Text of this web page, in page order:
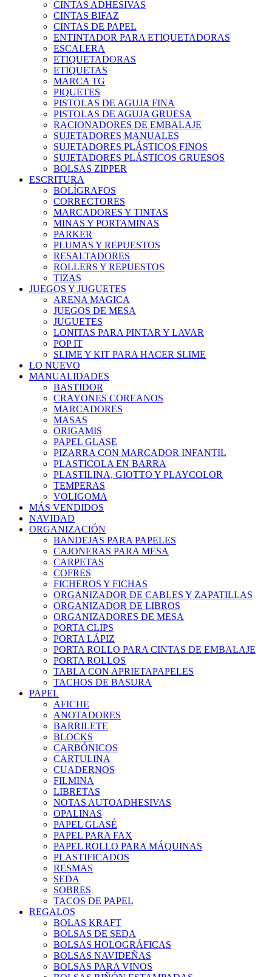
CINTAS ADHESIVAS
CINTAS BIFAZ
CINTAS DE PAPEL
ENTINTADOR PARA ETIQUETADORAS
ESCALERA
ETIQUETADORAS
ETIQUETAS
MARCA TG
PIQUETES
PISTOLAS DE AGUJA FINA
PISTOLAS DE AGUJA GRUESA
RACIONADORES DE EMBALAJE
SUJETADORES MANUALES
SUJETADORES PLÁSTICOS FINOS
SUJETADORES PLÁSTICOS GRUESOS
BOLSAS ZIPPER
ESCRITURA
BOLÍGRAFOS
CORRECTORES
MARCADORES Y TINTAS
MINAS Y PORTAMINAS
PARKER
PLUMAS Y REPUESTOS
RESALTADORES
ROLLERS Y REPUESTOS
TIZAS
JUEGOS Y JUGUETES
ARENA MAGICA
JUEGOS DE MESA
JUGUETES
LONITAS PARA PINTAR Y LAVAR
POP IT
SLIME Y KIT PARA HACER SLIME
LO NUEVO
MANUALIDADES
BASTIDOR
CRAYONES COREANOS
MARCADORES
MASAS
ORIGAMIS
PAPEL GLASE
PIZARRA CON MARCADOR INFANTIL
PLASTICOLA EN BARRA
PLASTILINA, GIOTTO Y PLAYCOLOR
TEMPERAS
VOLIGOMA
MÁS VENDIDOS
NAVIDAD
ORGANIZACIÓN
BANDEJAS PARA PAPELES
CAJONERAS PARA MESA
CARPETAS
COFRES
FICHEROS Y FICHAS
ORGANIZADOR DE CABLES Y ZAPATILLAS
ORGANIZADOR DE LIBROS
ORGANIZADORES DE MESA
PORTA CLIPS
PORTA LÁPIZ
PORTA ROLLO PARA CINTAS DE EMBALAJE
PORTA ROLLOS
TABLA CON APRIETAPAPELES
TACHOS DE BASURA
PAPEL
AFICHE
ANOTADORES
BARRILETE
BLOCKS
CARBÓNICOS
CARTULINA
CUADERNOS
FILMINA
LIBRETAS
NOTAS AUTOADHESIVAS
OPALINAS
PAPEL GLASÉ
PAPEL PARA FAX
PAPEL ROLLO PARA MÁQUINAS
PLASTIFICADOS
RESMAS
SEDA
SOBRES
TACOS DE PAPEL
REGALOS
BOLAS KRAFT
BOLSAS DE SEDA
BOLSAS HOLOGRÁFICAS
BOLSAS NAVIDEÑAS
BOLSAS PARA VINOS